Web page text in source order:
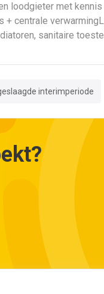
met kennis van
sanitaire
hebt, kan je ons
interimperiode